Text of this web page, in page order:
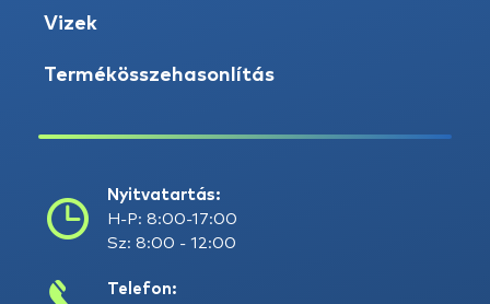
Vizek
Termékösszehasonlítás
Nyitvatartás:
H-P: 8:00-17:00
Sz: 8:00 - 12:00
Telefon: